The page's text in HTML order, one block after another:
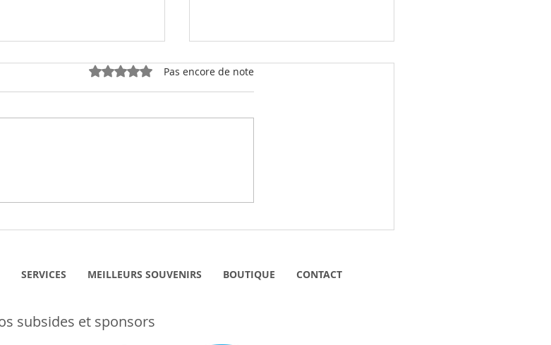
Noté 0 étoile sur 5.Pas encore de note
SERVICES MEILLEURS SOUVENIRS BOUTIQUE CONTACT
subsides et sponsors